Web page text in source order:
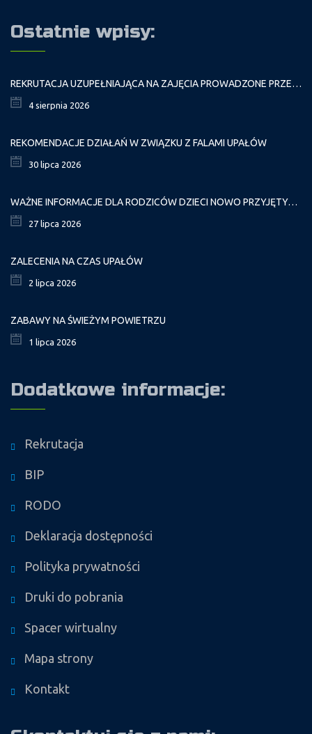
Ostatnie wpisy:
REKRUTACJA UZUPEŁNIAJĄCA NA ZAJĘCIA PROWADZONE PRZEZ PAŁAC MŁODZIEŻY W ROKU SZKOLNYM 2026/2027
4 sierpnia 2026
REKOMENDACJE DZIAŁAŃ W ZWIĄZKU Z FALAMI UPAŁÓW
30 lipca 2026
WAŻNE INFORMACJE DLA RODZICÓW DZIECI NOWO PRZYJĘTYCH GR. I
27 lipca 2026
ZALECENIA NA CZAS UPAŁÓW
2 lipca 2026
ZABAWY NA ŚWIEŻYM POWIETRZU
1 lipca 2026
Dodatkowe informacje:
Rekrutacja
BIP
RODO
Deklaracja dostępności
Polityka prywatności
Druki do pobrania
Spacer wirtualny
Mapa strony
Kontakt